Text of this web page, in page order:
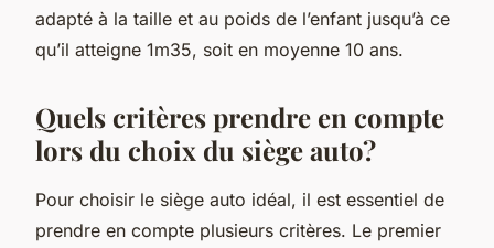
adapté à la taille et au poids de l’enfant jusqu’à ce
qu’il atteigne 1m35, soit en moyenne 10 ans.
Quels critères prendre en compte
lors du choix du siège auto?
Pour choisir le siège auto idéal, il est essentiel de
prendre en compte plusieurs critères. Le premier